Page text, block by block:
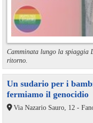
Camminata lungo la
ritorno.
Un sudario per i
fermiamo il genocidio
Via Nazario Sauro, 12 -